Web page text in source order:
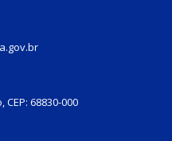
68830-000